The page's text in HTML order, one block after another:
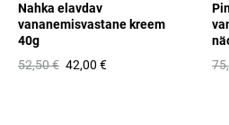
Nahka elavdav
vananemisvastane kreem
40g
52,50 € 42,00 €